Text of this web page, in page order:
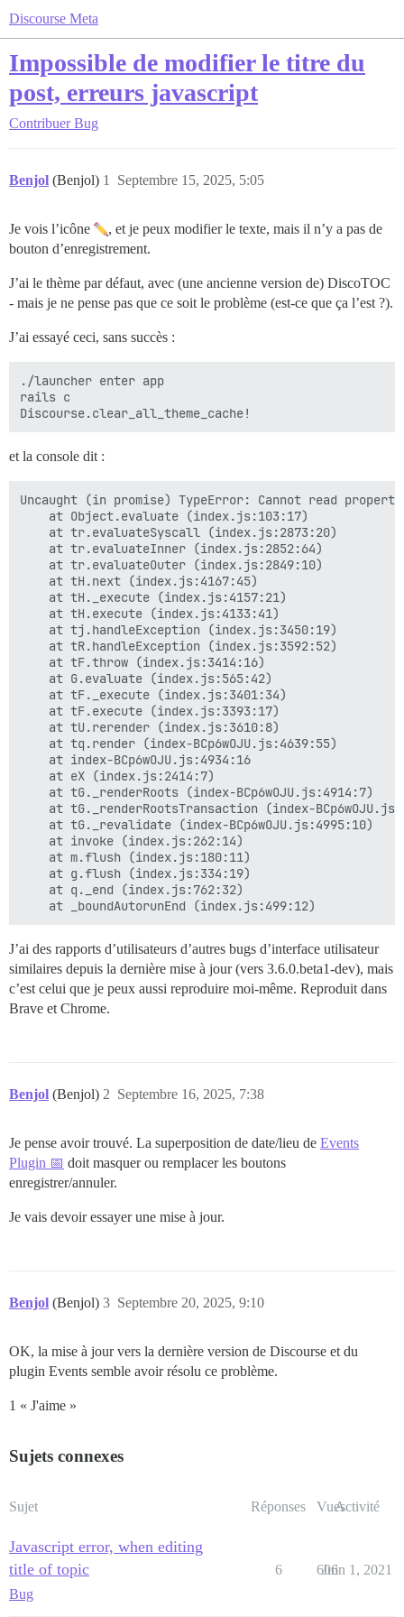
Discourse Meta
Impossible de modifier le titre du
post, erreurs javascript
Contribuer Bug
Benjol (Benjol) Septembre 15, 2025, 5:05
1
Je vois l’icône
, et je peux modifier le texte, mais il n’y a pas de
bouton d’enregistrement.
J’ai le thème par défaut, avec (une ancienne version de) DiscoTOC
- mais je ne pense pas que ce soit le problème (est-ce que ça l’est ?).
J’ai essayé ceci, sans succès :
./launcher enter app
rails c
et la console dit :
Uncaught (in promise) TypeError: Cannot read
    at Object.evaluate (index.js:103:17)
    at tr.evaluateSyscall (index.js:2873:20)
    at tr.evaluateInner (index.js:2852:64)
    at tr.evaluateOuter (index.js:2849:10)
    at tH.next (index.js:4167:45)
    at tH._execute (index.js:4157:21)
    at tH.execute (index.js:4133:41)
    at tj.handleException (index.js:3450:19)
    at tR.handleException (index.js:3592:52)
    at tF.throw (index.js:3414:16)
    at G.evaluate (index.js:565:42)
    at tF._execute (index.js:3401:34)
    at tF.execute (index.js:3393:17)
    at tU.rerender (index.js:3610:8)
    at tq.render (index-BCp6wOJU.js:4639:55)
    at index-BCp6wOJU.js:4934:16
    at eX (index.js:2414:7)
    at tG._renderRoots (index-BCp6wOJU.js:4914:7)
at tG._renderRootsTransaction (index-
    at tG._revalidate (index-BCp6wOJU.js:4995:10)
    at invoke (index.js:262:14)
    at m.flush (index.js:180:11)
    at g.flush (index.js:334:19)
    at q._end (index.js:762:32)
J’ai des rapports d’utilisateurs d’autres bugs d’interface utilisateur
similaires depuis la dernière mise à jour (vers 3.6.0.beta1-dev), mais
c’est celui que je peux aussi reproduire moi-même. Reproduit dans
Brave et Chrome.
Benjol (Benjol) Septembre 16, 2025, 7:38
2
Je pense avoir trouvé. La superposition de date/lieu de Events
Plugin 📅 doit masquer ou remplacer les boutons
enregistrer/annuler.
Je vais devoir essayer une mise à jour.
Benjol (Benjol) Septembre 20, 2025, 9:10
3
OK, la mise à jour vers la dernière version de Discourse et du
plugin Events semble avoir résolu ce problème.
1 « J'aime »
Sujets connexes
Sujet Réponses VuesActivité
Javascript error, when editing
title of topic
Bug
6 606
Juin 1, 2021